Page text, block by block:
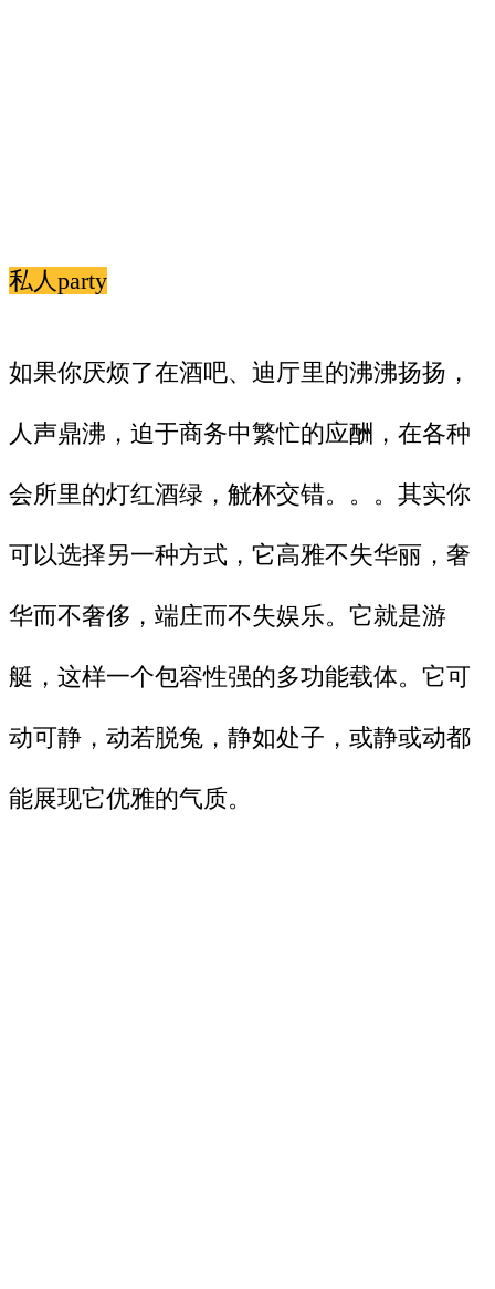
私人party
如果你厌烦了在酒吧、迪厅里的沸沸扬扬，
人声鼎沸，迫于商务中繁忙的应酬，在各种
会所里的灯红酒绿，觥杯交错。。。其实你
可以选择另一种方式，它高雅不失华丽，奢
华而不奢侈，端庄而不失娱乐。它就是游
艇，这样一个包容性强的多功能载体。它可
动可静，动若脱兔，静如处子，或静或动都
能展现它优雅的气质。